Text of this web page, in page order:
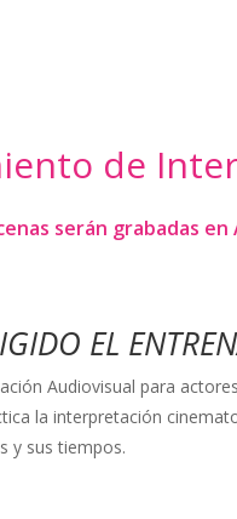
de
serán grabadas
EL
Audiovisual para
la interpretación
y sus tiempos.